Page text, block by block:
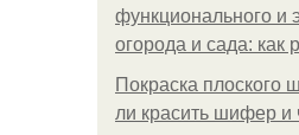
функционального и
огорода и сада: как
Покраска
ли красить шифер и